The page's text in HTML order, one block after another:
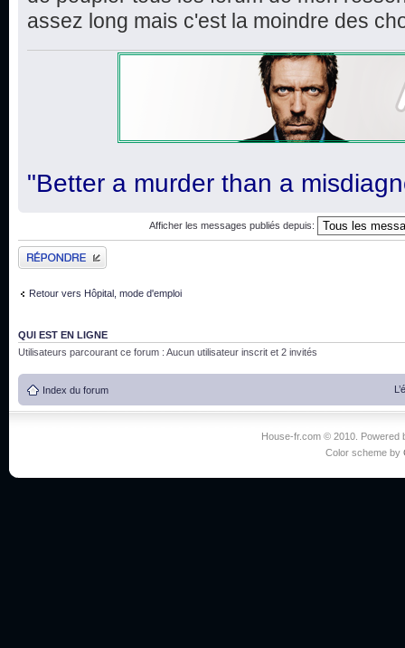
assez long mais c'est la moindre des
"Better a murder than a
Afficher les messages publiés depuis:
Publier une réponse
Retour vers Hôpital, mode d'emploi
QUI EST EN LIGNE
Utilisateurs parcourant ce forum : Aucun utilisateur inscrit et 2 invités
Index du forum
House-fr.com © 2010. Powered
Color scheme by